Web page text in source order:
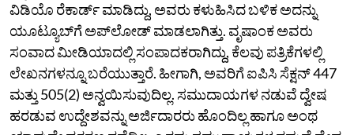
ವಿಡಿಯೊ ರೆಕಾರ್ಡ್‌ ಮಾಡಿದ್ದು, ಅವರು ಕಳುಹಿಸಿದ ಬಳಿಕ ಅದನ್ನು
ಯೂಟ್ಯೂಬ್‌ಗೆ ಅಪ್‌ಲೋಡ್‌ ಮಾಡಲಾಗಿತ್ತು. ವೃಷಾಂಕ ಅವರು
ಸಂವಾದ ಮೀಡಿಯಾದಲ್ಲಿ ಸಂಪಾದಕರಾಗಿದ್ದು, ಕೆಲವು ಪತ್ರಿಕೆಗಳಲ್ಲಿ
ಲೇಖನಗಳನ್ನೂ ಬರೆಯುತ್ತಾರೆ. ಹೀಗಾಗಿ, ಅವರಿಗೆ ಐಪಿಸಿ ಸೆಕ್ಷನ್‌ 447
ಮತ್ತು 505(2) ಅನ್ವಯಿಸುವುದಿಲ್ಲ. ಸಮುದಾಯಗಳ ನಡುವೆ ದ್ವೇಷ
ಹರಡುವ ಉದ್ದೇಶವನ್ನು ಅರ್ಜಿದಾರರು ಹೊಂದಿಲ್ಲ ಹಾಗೂ ಅಂಥ